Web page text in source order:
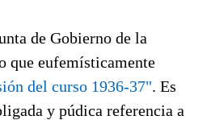
de Gobierno de la
que eufemísticamente
del curso 1936-37". Es
y púdica referencia a